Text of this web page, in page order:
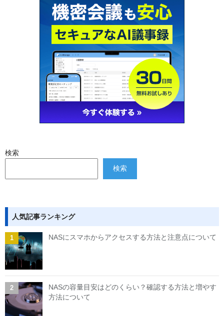
検索
検索
人気記事ランキング
NASにスマホからアクセスする方法と注意点について
NASの容量目安はどのくらい？確認する方法と増やす
方法について